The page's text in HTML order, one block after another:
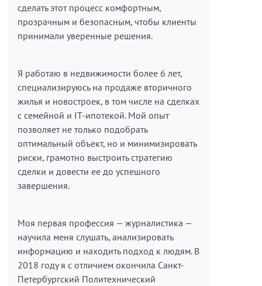
сделать этот процесс комфортным,
прозрачным и безопасным, чтобы клиенты
принимали уверенные решения.
Я работаю в недвижимости более 6 лет,
специализируюсь на продаже вторичного
жилья и новостроек, в том числе на сделках
с семейной и IT-ипотекой. Мой опыт
позволяет не только подобрать
оптимальный объект, но и минимизировать
риски, грамотно выстроить стратегию
сделки и довести ее до успешного
завершения.
Моя первая профессия — журналистика —
научила меня слушать, анализировать
информацию и находить подход к людям. В
2018 году я с отличием окончила Санкт-
Петербургский Политехнический